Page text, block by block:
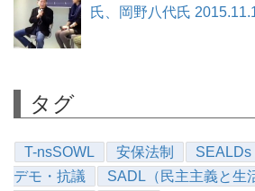
氏、岡野八代氏
タグ
T-nsSOWL 安保法制 SEALDs
デモ・抗議
SADL（民主主義と生